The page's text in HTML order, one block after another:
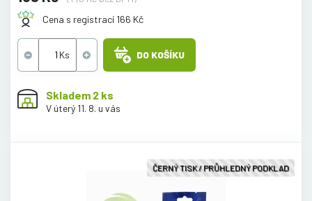
Cena s registrací 166 Kč
DO KOŠÍKU
Skladem 2 ks
V úterý 11. 8. u vás
ČERNÝ TISK / PRŮHLEDNÝ PODKLAD